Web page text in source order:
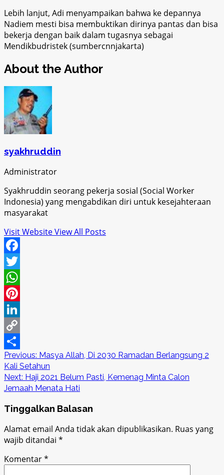
Lebih lanjut, Adi menyampaikan bahwa ke depannya
Nadiem mesti bisa membuktikan dirinya pantas dan bisa
bekerja dengan baik dalam tugasnya sebagai
Mendikbudristek (sumbercnnjakarta)
About the Author
syakhruddin
Administrator
Syakhruddin seorang pekerja sosial (Social Worker
Indonesia) yang mengabdikan diri untuk kesejahteraan
masyarakat
Visit WebsiteView All Posts
Facebook
Twitter
WhatsApp
Pinterest
LinkedIn
Copy
Link
Share
Post
navigation
Previous: Masya Allah, Di 2030 Ramadan Berlangsung 2
Kali Setahun
Next: Haji 2021 Belum Pasti, Kemenag Minta Calon
Jemaah Menata Hati
Tinggalkan Balasan
Alamat email Anda tidak akan dipublikasikan. Ruas yang
wajib ditandai *
Komentar*